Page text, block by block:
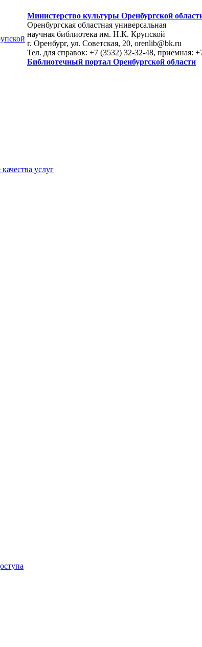
Министерство культуры Оренбургской
Оренбургская областная универсальная
научная библиотека им. Н.К. Крупской
г. Оренбург, ул. Советская, 20, orenlib@bk.ru
Тел. для справок: +7 (3532) 32-32-48, приемная:
Библиотечный портал Оренбургской области
услуг